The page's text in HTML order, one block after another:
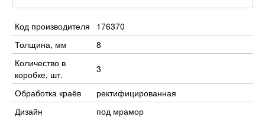
Код производителя
176370
Толщина, мм
8
Количество в
коробке, шт.
3
Обработка краёв
ректифицированная
Дизайн
под мрамор